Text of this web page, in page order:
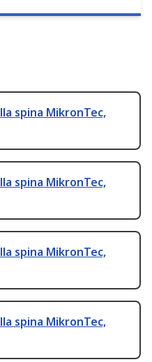
spina MikronTec,
spina MikronTec,
spina MikronTec,
spina MikronTec,